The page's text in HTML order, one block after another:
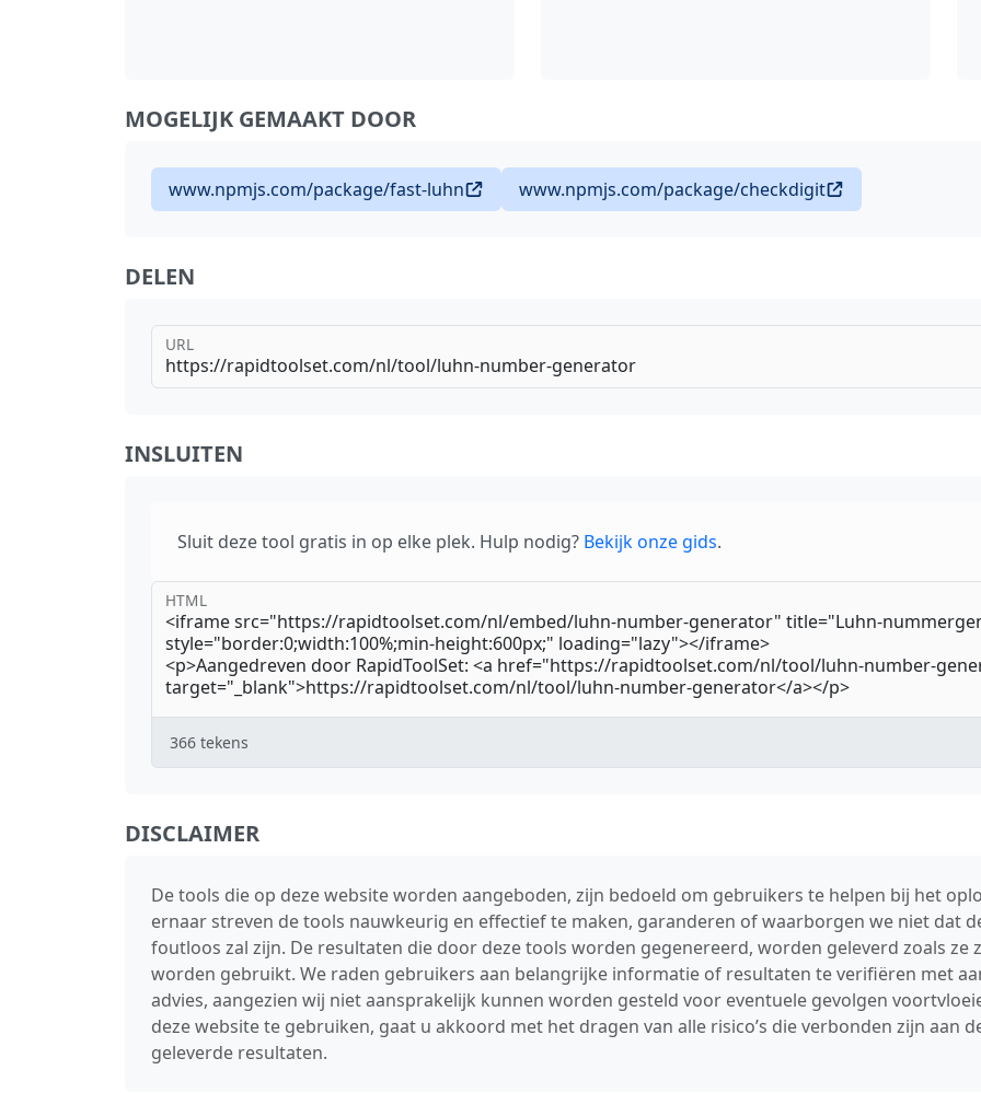
MOGELIJK GEMAAKT DOOR
www.npmjs.com/package/fast-luhn www.npmjs.com/package/checkdigit
DELEN
URL
INSLUITEN
Sluit deze tool gratis in op elke plek. Hulp nodig? Bekijk onze gids.
HTML
366 tekens
DISCLAIMER
De tools die op deze website worden aangeboden, zijn bedoeld om gebruikers te helpen bij het
ernaar streven de tools nauwkeurig en effectief te maken, garanderen of waarborgen we niet dat
foutloos zal zijn. De resultaten die door deze tools worden gegenereerd, worden geleverd zoals
worden gebruikt. We raden gebruikers aan belangrijke informatie of resultaten te verifiëren met
advies, aangezien wij niet aansprakelijk kunnen worden gesteld voor eventuele gevolgen
deze website te gebruiken, gaat u akkoord met het dragen van alle risico’s die verbonden zijn aan
geleverde resultaten.